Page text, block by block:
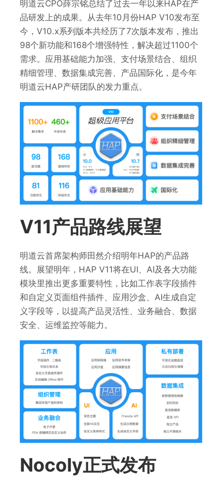
明道云CPO薛宗铭总结了过去一年以来HAP在产
品研发上的成果。从去年10月份HAP V10发布至
今，V10.x系列版本共经历了7次版本发布，推出
98个新功能和168个增强特性，解决超过1100个
需求。应用基础能力加强、支付场景结合、组织
精细管理、数据集成完善、产品国际化，是今年
明道云HAP产研团队的发力重点。
V11产品路线展望
明道云首席架构师田然介绍明年HAP的产品路
线。展望明年，HAP V11将在UI、AI及各大功能
模块里推出更多重要特性，比如工作表字段插件
和自定义页面组件插件、应用沙盒、AI生成自定
义字段等，以提高产品灵活性、业务融合、数据
安全、运维监控等能力。
Nocoly正式发布